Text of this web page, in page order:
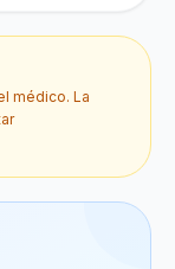
médico. La